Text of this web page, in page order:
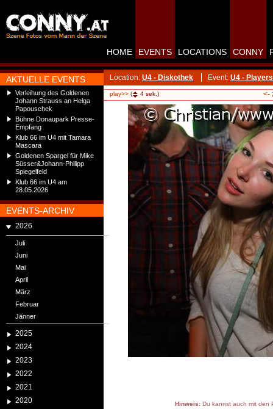
AKTUELLE EVENTS
Verleihung des Goldenen
Johann Strauss an Helga
Papouschek
Bühne Donaupark Presse-
Empfang
Klub 66 im U4 mit Tamara
Mascara
Goldenen Spargel für Mike
Süsser&Johann-Philipp
Spiegelfeld
Klub 66 im U4 am
28.05.2026
EVENTS-ARCHIV
2026
Juli
Juni
Mai
April
März
Februar
Jänner
2025
2024
2023
2022
2021
2020
HOME EVENTS LOCATIONS CONNY
Location: U4 - Diskothek Event: U4 -
play>> ( 4 sek.) <-
Hinweis:Du kannst auch mit den